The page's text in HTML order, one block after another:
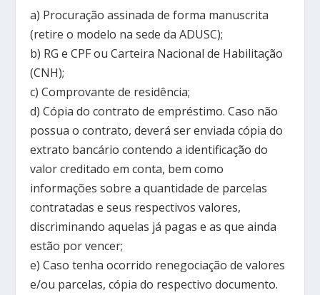
a) Procuração assinada de forma manuscrita
(retire o modelo na sede da ADUSC);
b) RG e CPF ou Carteira Nacional de Habilitação
(CNH);
c) Comprovante de residência;
d) Cópia do contrato de empréstimo. Caso não
possua o contrato, deverá ser enviada cópia do
extrato bancário contendo a identificação do
valor creditado em conta, bem como
informações sobre a quantidade de parcelas
contratadas e seus respectivos valores,
discriminando aquelas já pagas e as que ainda
estão por vencer;
e) Caso tenha ocorrido renegociação de valores
e/ou parcelas, cópia do respectivo documento.